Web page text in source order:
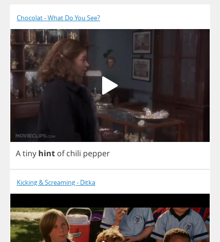
Chocolat - What Do You See?
Atiny hint of chili pepper
Kicking & Screaming - Ditka